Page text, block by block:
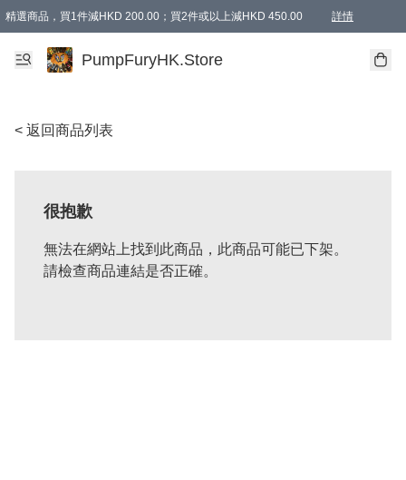
精選商品，買1件減HKD 200.00；買2件或以上減HKD 450.00 詳情
AAPE商品,會員專享9折或以上（按會員等級）AAPE products, members can
精選商品，任選買2件或以上減HKD 100.00
購物滿 HKD 800.00即享免運費優惠！（適用於 特定的送貨方式 )
PumpFuryHK.Store
< 返回商品列表
很抱歉
無法在網站上找到此商品，此商品可能已下架。
請檢查商品連結是否正確。